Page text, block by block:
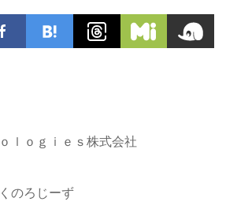
ｌｏｇｉｅｓ株式会社
のろじーず